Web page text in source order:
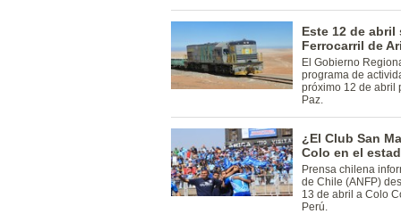
Este 12 de
Ferrocarril de
El Gobierno
programa de
próximo 12 de abril
Paz.
¿El Club San
Colo en el
Prensa chilena
de Chile (ANFP)
13 de abril a Colo
Perú.